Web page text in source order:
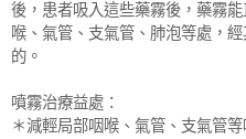
後，患者吸入這些藥霧後，藥霧
喉、氣管、支氣管、肺泡等處，
的。
噴霧治療益處：
＊減輕局部咽喉、氣管、支氣管